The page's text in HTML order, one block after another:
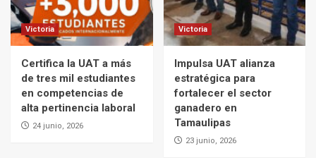
Victoria
Certifica la UAT a más
de tres mil estudiantes
en competencias de
alta pertinencia laboral
24 junio, 2026
Victoria
Impulsa UAT alianza
estratégica para
fortalecer el sector
ganadero en
Tamaulipas
23 junio, 2026